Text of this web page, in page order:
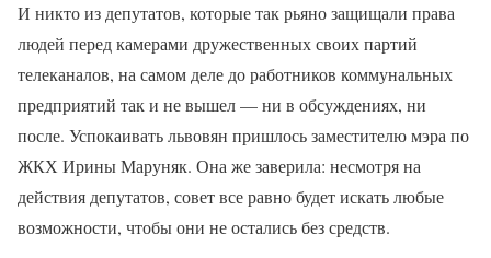
И никто из депутатов, которые так рьяно защищали права
людей перед камерами дружественных своих партий
телеканалов, на самом деле до работников коммунальных
предприятий так и не вышел — ни в обсуждениях, ни
после. Успокаивать львовян пришлось заместителю мэра по
ЖКХ Ирины Маруняк. Она же заверила: несмотря на
действия депутатов, совет все равно будет искать любые
возможности, чтобы они не остались без средств.